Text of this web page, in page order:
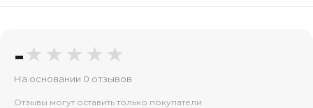
-★★★★★
На основании 0 отзывов
Отзывы могут оставить только покупатели